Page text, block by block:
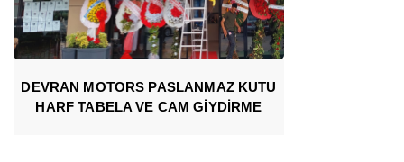
DEVRAN MOTORS PASLANMAZ KUTU
HARF TABELA VE CAM GİYDİRME